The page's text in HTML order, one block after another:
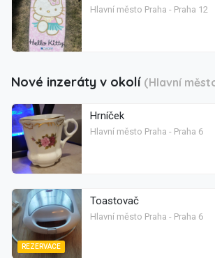
Hlavní město Praha - Praha 12
Nové inzeráty v okolí (Hlavní
Hrníček
Hlavní město Praha - Praha 6
REZERVACE
Toastovač
Hlavní město Praha - Praha 6